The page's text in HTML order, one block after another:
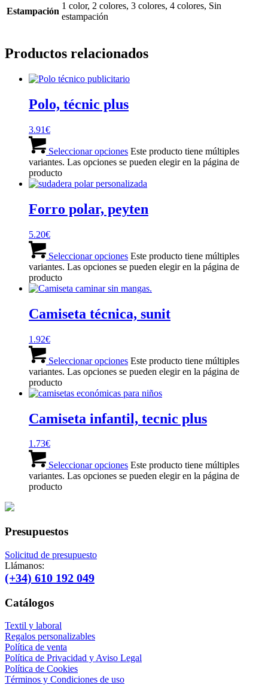
Estampación
1 color, 2 colores, 3 colores, 4 colores, Sin
estampación
Productos relacionados
Polo, técnic plus
3.91€
Seleccionar opciones Este producto tiene múltiples
variantes. Las opciones se pueden elegir en la página de
producto
Forro polar, peyten
5.20€
Seleccionar opciones Este producto tiene múltiples
variantes. Las opciones se pueden elegir en la página de
producto
Camiseta técnica, sunit
1.92€
Seleccionar opciones Este producto tiene múltiples
variantes. Las opciones se pueden elegir en la página de
producto
Camiseta infantil, tecnic plus
1.73€
Seleccionar opciones Este producto tiene múltiples
variantes. Las opciones se pueden elegir en la página de
producto
Presupuestos
Solicitud de presupuesto
Llámanos:
(+34) 610 192 049
Catálogos
Textil y laboral
Regalos personalizables
Política de venta
Política de Privacidad y Aviso Legal
Política de Cookies
Términos y Condiciones de uso